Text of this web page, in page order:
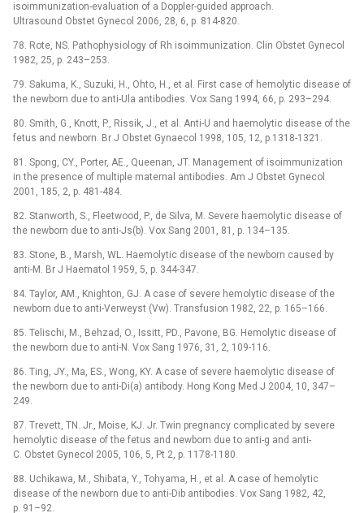
isoimmunization-evaluation of a Doppler-guided approach.
Ultrasound Obstet Gynecol 2006, 28, 6, p. 814-820.
78. Rote, NS. Pathophysiology of Rh isoimmunization. Clin Obstet Gynecol
1982, 25, p. 243–253.
79. Sakuma, K., Suzuki, H., Ohto, H., et al. First case of hemolytic disease of
the newborn due to anti-Ula antibodies. Vox Sang 1994, 66, p. 293–294.
80. Smith, G., Knott, P., Rissik, J., et al. Anti-U and haemolytic disease of the
fetus and newborn. Br J Obstet Gynaecol 1998, 105, 12, p.1318-1321.
81. Spong, CY., Porter, AE., Queenan, JT. Management of isoimmunization
in the presence of multiple maternal antibodies. Am J Obstet Gynecol
2001, 185, 2, p. 481-484.
82. Stanworth, S., Fleetwood, P., de Silva, M. Severe haemolytic disease of
the newborn due to anti-Js(b). Vox Sang 2001, 81, p. 134–135.
83. Stone, B., Marsh, WL. Haemolytic disease of the newborn caused by
anti-M. Br J Haematol 1959, 5, p. 344-347.
84. Taylor, AM., Knighton, GJ. A case of severe hemolytic disease of the
newborn due to anti-Verweyst (Vw). Transfusion 1982, 22, p. 165–166.
85. Telischi, M., Behzad, O., Issitt, PD., Pavone, BG. Hemolytic disease of
the newborn due to anti-N. Vox Sang 1976, 31, 2, 109-116.
86. Ting, JY., Ma, ES., Wong, KY. A case of severe haemolytic disease of
the newborn due to anti-Di(a) antibody. Hong Kong Med J 2004, 10, 347–
249.
87. Trevett, TN. Jr., Moise, KJ. Jr. Twin pregnancy complicated by severe
hemolytic disease of the fetus and newborn due to anti-g and anti-
C. Obstet Gynecol 2005, 106, 5, Pt 2, p. 1178-1180.
88. Uchikawa, M., Shibata, Y., Tohyama, H., et al. A case of hemolytic
disease of the newborn due to anti-Dib antibodies. Vox Sang 1982, 42,
p. 91–92.